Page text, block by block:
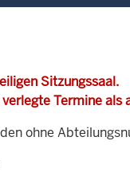
Sitzungssaal.
Termine als
ohne